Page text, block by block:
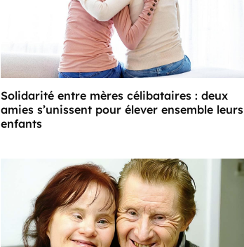
Solidarité entre mères célibataires : deux
amies s’unissent pour élever ensemble leurs
enfants